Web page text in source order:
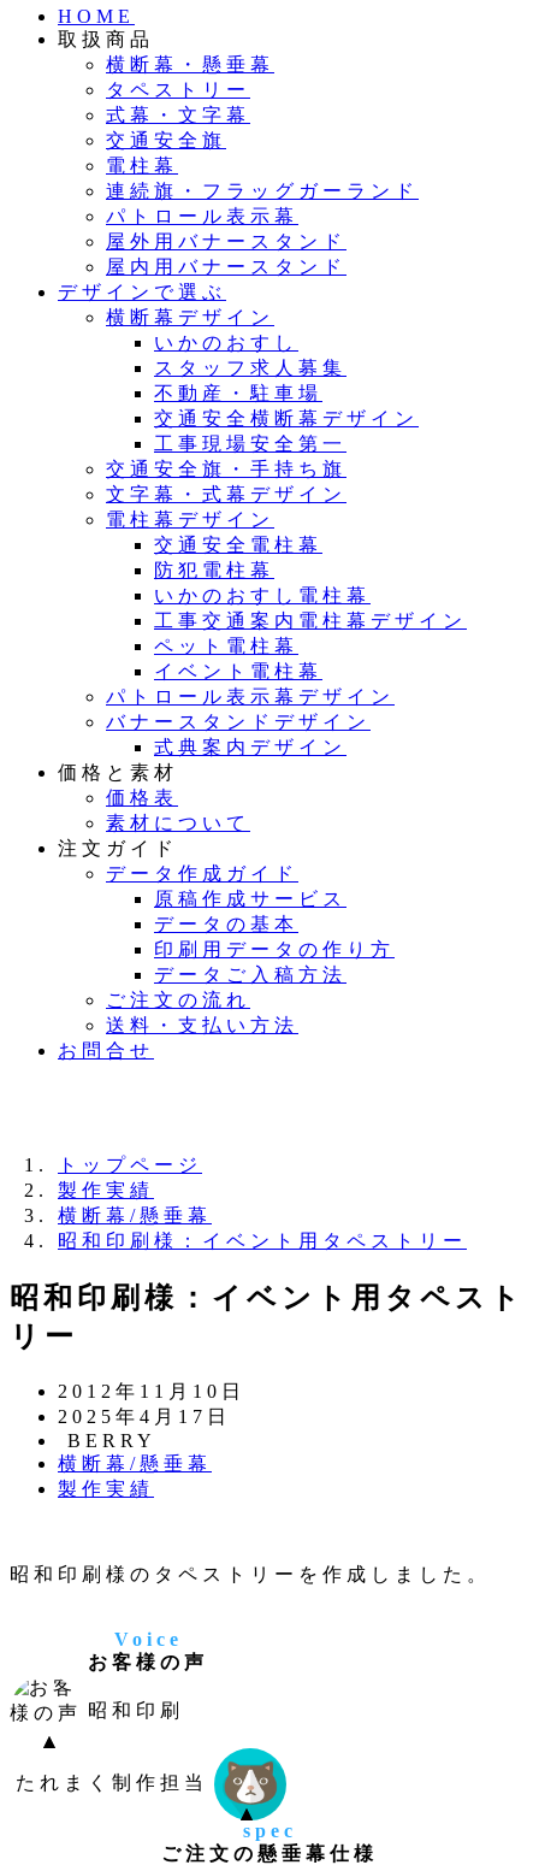
HOME
取扱商品
横断幕・懸垂幕
タペストリー
式幕・文字幕
交通安全旗
電柱幕
連続旗・フラッグガーランド
パトロール表示幕
屋外用バナースタンド
屋内用バナースタンド
デザインで選ぶ
横断幕デザイン
いかのおすし
スタッフ求人募集
不動産・駐車場
交通安全横断幕デザイン
工事現場安全第一
交通安全旗・手持ち旗
文字幕・式幕デザイン
電柱幕デザイン
交通安全電柱幕
防犯電柱幕
いかのおすし電柱幕
工事交通案内電柱幕デザイン
ペット電柱幕
イベント電柱幕
パトロール表示幕デザイン
バナースタンドデザイン
式典案内デザイン
価格と素材
価格表
素材について
注文ガイド
データ作成ガイド
原稿作成サービス
データの基本
印刷用データの作り方
データご入稿方法
ご注文の流れ
送料・支払い方法
お問合せ
トップページ
製作実績
横断幕/懸垂幕
昭和印刷様：イベント用タペストリー
昭和印刷様：イベント用タペスト
リー
投
稿
日
2012年11月10日
更
新
日
2025年4月17日
著
者
BERRY
カ
テ
ー
横断幕/懸垂幕
カ
リ
ー
製作実績
昭和印刷様のタペストリーを作成しました。
Voice
お客様の声
昭和印刷
たれまく制作担当
spec
ご注文の懸垂幕仕様